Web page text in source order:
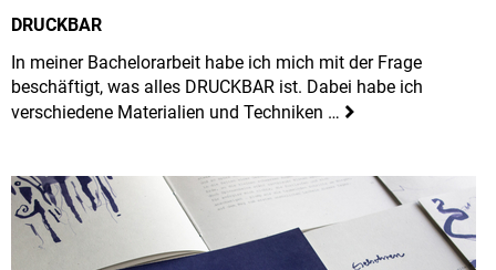
DRUCKBAR
In meiner Bachelorarbeit habe ich mich mit der Frage
beschäftigt, was alles DRUCKBAR ist. Dabei habe ich
verschiedene Materialien und Techniken …